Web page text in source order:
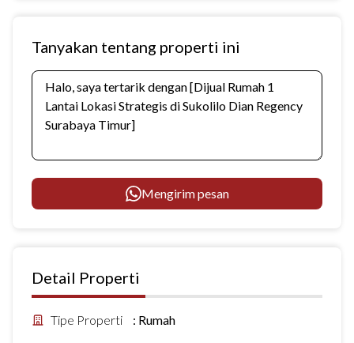
Tanyakan tentang properti ini
Mengirim pesan
Detail Properti
Tipe Properti : Rumah